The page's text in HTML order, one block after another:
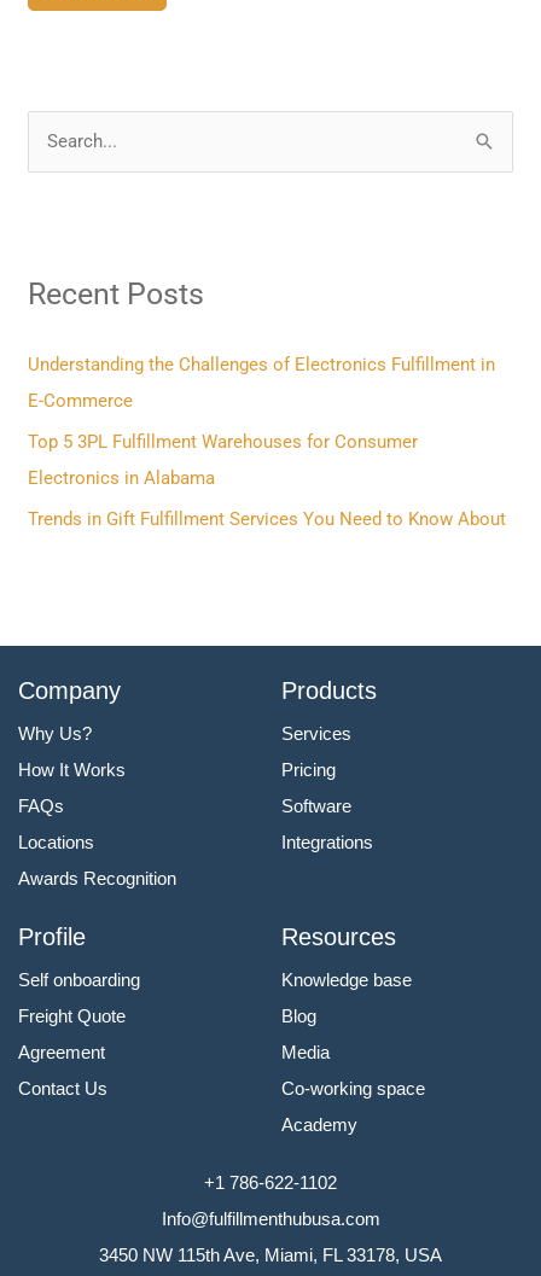
c
f
o
r
:
Recent Posts
Understanding the Challenges of Electronics Fulfillment in
E-Commerce
Top 5 3PL Fulfillment Warehouses for Consumer
Electronics in Alabama
Trends in Gift Fulfillment Services You Need to Know About
Company
Why Us?
How It Works
FAQs
Locations
Awards Recognition
Products
Services
Pricing
Software
Integrations
Profile
Self onboarding
Freight Quote
Agreement
Contact Us
Resources
Knowledge base
Blog
Media
Co-working space
Academy
+1 786-622-1102
Info@fulfillmenthubusa.com
3450 NW 115th Ave, Miami, FL 33178, USA